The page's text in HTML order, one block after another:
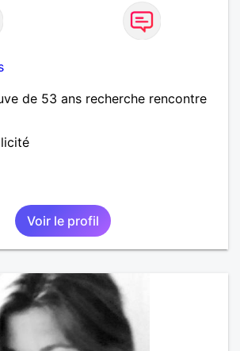
de 53 ans recherche rencontre
Voir le profil